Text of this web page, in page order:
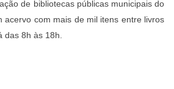
de bibliotecas públicas municipais do
com mais de mil itens entre livros
das 8h às 18h.